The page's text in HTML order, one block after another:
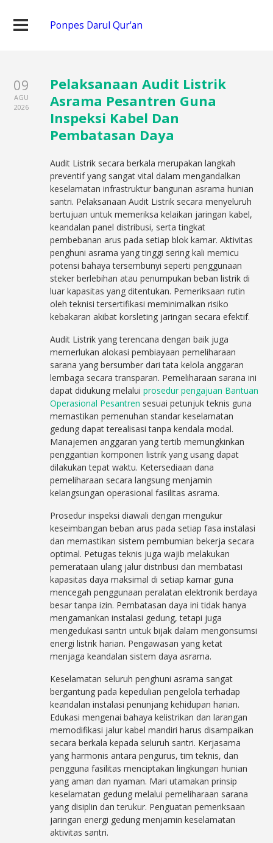
Ponpes Darul Qur'an
09
AGU
2026
Pelaksanaan Audit Listrik
Asrama Pesantren Guna
Inspeksi Kabel Dan
Pembatasan Daya
Audit Listrik secara berkala merupakan langkah
preventif yang sangat vital dalam mengandalkan
keselamatan infrastruktur bangunan asrama hunian
santri. Pelaksanaan Audit Listrik secara menyeluruh
bertujuan untuk memeriksa kelaikan jaringan kabel,
keandalan panel distribusi, serta tingkat
pembebanan arus pada setiap blok kamar. Aktivitas
penghuni asrama yang tinggi sering kali memicu
potensi bahaya tersembunyi seperti penggunaan
steker berlebihan atau penumpukan beban listrik di
luar kapasitas yang ditentukan. Pemeriksaan rutin
oleh teknisi tersertifikasi meminimalkan risiko
kebakaran akibat korsleting jaringan secara efektif.
Audit Listrik yang terencana dengan baik juga
memerlukan alokasi pembiayaan pemeliharaan
sarana yang bersumber dari tata kelola anggaran
lembaga secara transparan. Pemeliharaan sarana ini
dapat didukung melaluiprosedur pengajuan Bantuan
Operasional Pesantren sesuai petunjuk teknis guna
memastikan pemenuhan standar keselamatan
gedung dapat terealisasi tanpa kendala modal.
Manajemen anggaran yang tertib memungkinkan
penggantian komponen listrik yang usang dapat
dilakukan tepat waktu. Ketersediaan dana
pemeliharaan secara langsung menjamin
kelangsungan operasional fasilitas asrama.
Prosedur inspeksi diawali dengan mengukur
keseimbangan beban arus pada setiap fasa instalasi
dan memastikan sistem pembumian bekerja secara
optimal. Petugas teknis juga wajib melakukan
pemerataan ulang jalur distribusi dan membatasi
kapasitas daya maksimal di setiap kamar guna
mencegah penggunaan peralatan elektronik berdaya
besar tanpa izin. Pembatasan daya ini tidak hanya
mengamankan instalasi gedung, tetapi juga
mengedukasi santri untuk bijak dalam mengonsumsi
energi listrik harian. Pengawasan yang ketat
menjaga keandalan sistem daya asrama.
Keselamatan seluruh penghuni asrama sangat
bergantung pada kepedulian pengelola terhadap
keandalan instalasi penunjang kehidupan harian.
Edukasi mengenai bahaya kelistrikan dan larangan
memodifikasi jalur kabel mandiri harus disampaikan
secara berkala kepada seluruh santri. Kerjasama
yang harmonis antara pengurus, tim teknis, dan
pengguna fasilitas menciptakan lingkungan hunian
yang aman dan nyaman. Mari utamakan prinsip
keselamatan gedung melalui pemeliharaan sarana
yang disiplin dan terukur. Penguatan pemeriksaan
jaringan energi gedung menjamin keselamatan
aktivitas santri.